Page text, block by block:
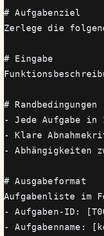
# Aufgabenziel
Zerlege die
# Eingabe
# Randbedingungen
- Jede Aufgabe in
- Klare
- Abhängigkeiten
# Ausgabeformat
Aufgabenliste im
- Aufgaben-ID:
- Aufgabenname: